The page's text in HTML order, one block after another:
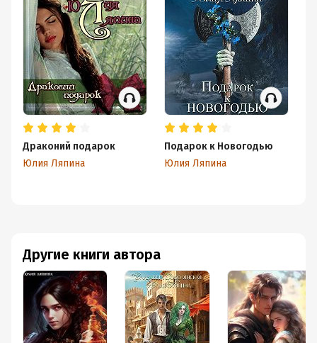
Другие книги автора
Драконий подарок
Юлия Ляпина
Подарок к Новогодью
Юлия Ляпина